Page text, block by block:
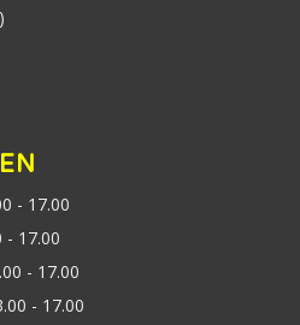
- 17.00
- 17.00
- 17.00
- 17.00